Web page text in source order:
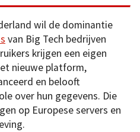
wil de dominantie
van Big Tech bedrijven
krijgen een eigen
nieuwe platform,
en belooft
over hun gegevens. Die
op Europese servers en